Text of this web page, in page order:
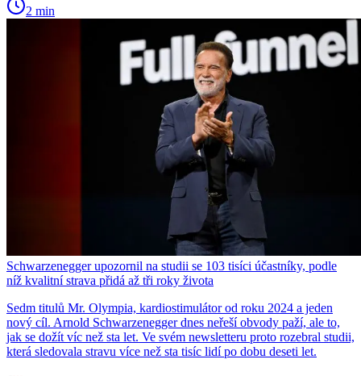
2 min
Schwarzenegger upozornil na studii se 103 tisíci účastníky, podle
níž kvalitní strava přidá až tři roky života
Sedm titulů Mr. Olympia, kardiostimulátor od roku 2024 a jeden
nový cíl. Arnold Schwarzenegger dnes neřeší obvody paží, ale to,
jak se dožít víc než sta let. Ve svém newsletteru proto rozebral studii,
která sledovala stravu více než sta tisíc lidí po dobu deseti let.